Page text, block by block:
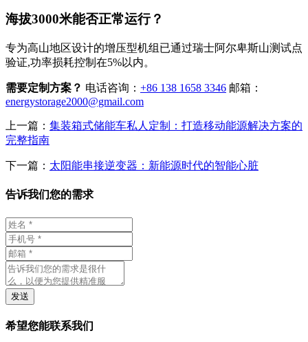
海拔3000米能否正常运行？
专为高山地区设计的增压型机组已通过瑞士阿尔卑斯山测试点
验证,功率损耗控制在5%以内。
需要定制方案？ 电话咨询： +86 138 1658 3346 邮箱：
energystorage2000@gmail.com
上一篇： 集装箱式储能车私人定制：打造移动能源解决方案的
完整指南
下一篇： 太阳能串接逆变器：新能源时代的智能心脏
告诉我们您的需求
发送
希望您能联系我们